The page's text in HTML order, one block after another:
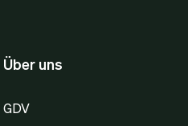
Über uns
GDV